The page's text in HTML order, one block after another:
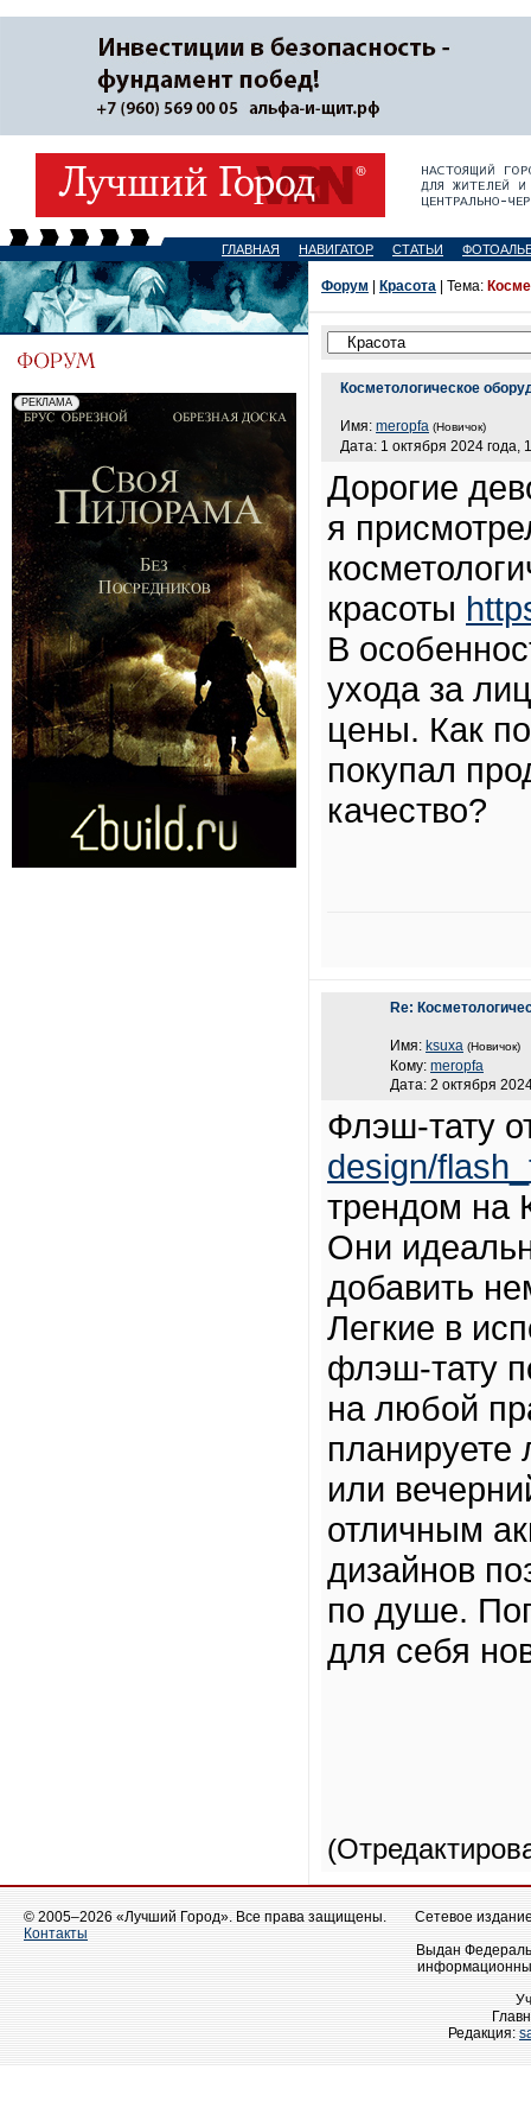
ГЛАВНАЯ НАВИГАТОР СТАТЬИ
Форум Красота | Тема:
Косметологическое
Имя: meropfa (Новичок)
Дата: 1 октября 2024 года,
Дорогие
я
красоты
В
ухода за
цены. Как
покупал
качество?
Re:
Имя: ksuxa (Новичок)
Кому: meropfa
Дата: 2 октября
Флэш-тату
design/
трендом на
Они
добавить
Легкие в
флэш-тату
на любой
планируете
или
отличным
дизайнов
по душе.
для себя
© 2005–2026 «Лучший Город». Все права защищены.
Контакты
Сетевое
Выдан
Редакция: